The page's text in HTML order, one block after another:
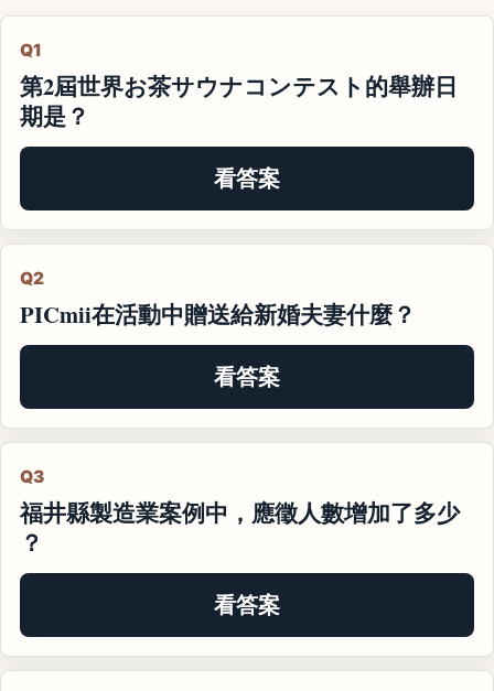
Q1
第2屆世界お茶サウナコンテスト的舉辦日
期是？
看答案
Q2
PICmii在活動中贈送給新婚夫妻什麼？
看答案
Q3
福井縣製造業案例中，應徵人數增加了多少
？
看答案